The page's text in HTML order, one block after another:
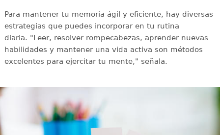
Para mantener tu memoria ágil y eficiente, hay diversas
estrategias que puedes incorporar en tu rutina
diaria. "Leer, resolver rompecabezas, aprender nuevas
habilidades y mantener una vida activa son métodos
excelentes para ejercitar tu mente," señala.